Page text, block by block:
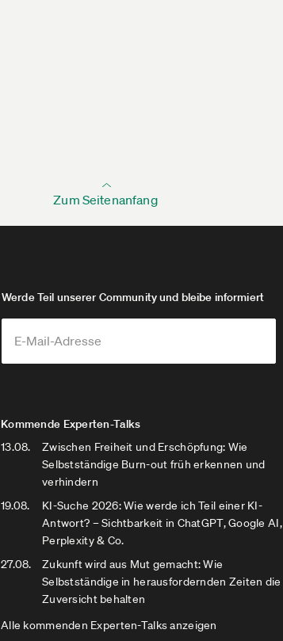
Zum Seitenanfang
Werde Teil unserer Community und bleibe informiert
Kommende Experten-Talks
13.08.
Zwischen Freiheit und Erschöpfung: Wie
Selbstständige Burn-out früh erkennen und
verhindern
19.08.
KI-Suche 2026: Wie werde ich Teil einer KI-
Antwort? – Sichtbarkeit in ChatGPT, Google AI,
Perplexity & Co.
27.08.
Zukunft wird aus Mut gemacht: Wie
Selbstständige in herausfordernden Zeiten die
Zuversicht behalten
Alle kommenden Experten-Talks anzeigen